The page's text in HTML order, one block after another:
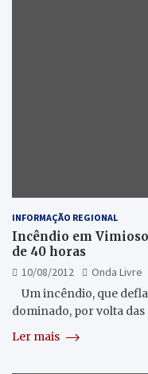
INFORMAÇÃO REGIONAL
Incêndio em
de 40 horas
10/08/2012
Onda Livre
Um incêndio, que
dominado, por volta das
Ler mais